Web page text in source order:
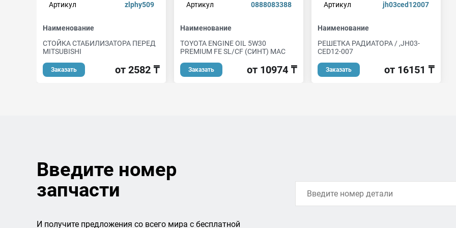
Артикул
zlphy509
Наименование
СТОЙКА СТАБИЛИЗАТОРА ПЕРЕД
MITSUBISHI
Заказать от 2582 ₸
Артикул
0888083388
Наименование
TOYOTA ENGINE OIL 5W30
PREMIUM FE SL/CF (СИНТ) МАС
Заказать от 10974 ₸
Артикул
jh03ced12007
Наименование
РЕШЕТКА РАДИАТОРА / ,JH03-
CED12-007
Заказать от 16151 ₸
Введите номер
запчасти
И получите предложения со всего мира с бесплатной